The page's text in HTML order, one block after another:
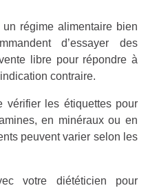
régime alimentaire bien
d’essayer des
libre pour répondre à
contraire.
vérifier les étiquettes pour
en minéraux ou en
peuvent varier selon les
votre diététicien pour